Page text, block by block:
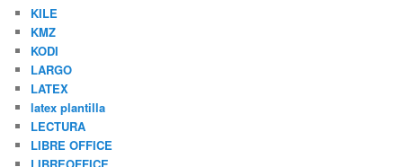
KILE
KMZ
KODI
LARGO
LATEX
latex plantilla
LECTURA
LIBRE OFFICE